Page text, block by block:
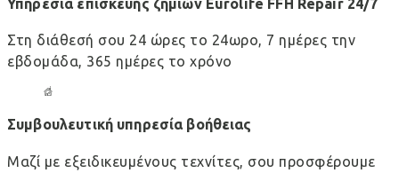
Υπηρεσία επισκευής ζημιών Eurolife FFH Repair 24/7
Στη διάθεσή σου 24 ώρες το 24ωρο, 7 ημέρες την
εβδομάδα, 365 ημέρες το χρόνο
Συμβουλευτική υπηρεσία βοήθειας
Μαζί με εξειδικευμένους τεχνίτες, σου προσφέρουμε